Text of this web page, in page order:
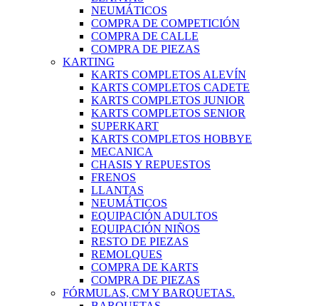
NEUMÁTICOS
COMPRA DE COMPETICIÓN
COMPRA DE CALLE
COMPRA DE PIEZAS
KARTING
KARTS COMPLETOS ALEVÍN
KARTS COMPLETOS CADETE
KARTS COMPLETOS JUNIOR
KARTS COMPLETOS SENIOR
SUPERKART
KARTS COMPLETOS HOBBYE
MECANICA
CHASIS Y REPUESTOS
FRENOS
LLANTAS
NEUMÁTICOS
EQUIPACIÓN ADULTOS
EQUIPACIÓN NIÑOS
RESTO DE PIEZAS
REMOLQUES
COMPRA DE KARTS
COMPRA DE PIEZAS
FÓRMULAS, CM Y BARQUETAS.